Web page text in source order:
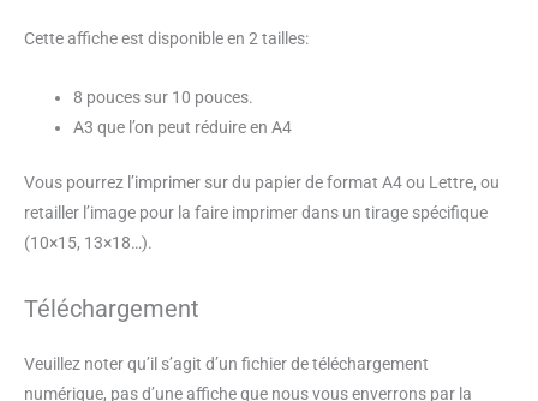
Cette affiche est disponible en 2 tailles:
8 pouces sur 10 pouces.
A3 que l’on peut réduire en A4
Vous pourrez l’imprimer sur du papier de format A4 ou Lettre, ou
retailler l’image pour la faire imprimer dans un tirage spécifique
(10×15, 13×18…).
Téléchargement
Veuillez noter qu’il s’agit d’un fichier de téléchargement
numérique, pas d’une affiche que nous vous enverrons par la